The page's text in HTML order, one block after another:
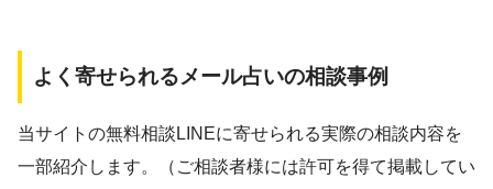
よく寄せられるメール占いの相談事例
当サイトの無料相談LINEに寄せられる実際の相談内容を
一部紹介します。（ご相談者様には許可を得て掲載してい